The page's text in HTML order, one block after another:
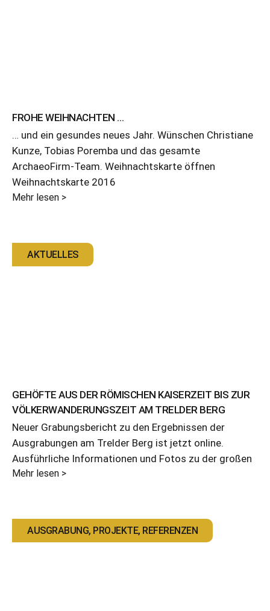
FROHE WEIHNACHTEN …
… und ein gesundes neues Jahr. Wünschen Christiane
Kunze, Tobias Poremba und das gesamte
ArchaeoFirm-Team. Weihnachtskarte öffnen
Weihnachtskarte 2016
Mehr lesen >
AKTUELLES
GEHÖFTE AUS DER RÖMISCHEN KAISERZEIT BIS ZUR
VÖLKERWANDERUNGSZEIT AM TRELDER BERG
Neuer Grabungsbericht zu den Ergebnissen der
Ausgrabungen am Trelder Berg ist jetzt online.
Ausführliche Informationen und Fotos zu der großen
Mehr lesen >
AUSGRABUNG, PROJEKTE, REFERENZEN